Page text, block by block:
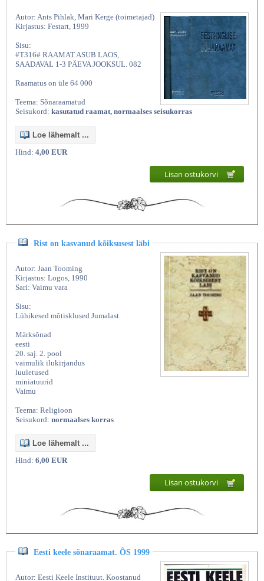
Autor: Ants Pihlak, Mari Kerge (toimetajad)
Kirjastus: Festart, 1999
Sisu:
#T316# RAAMAT ASUB LAOS,
SAADAVAL 1-3 PÄEVA JOOKSUL. 082
Raamatus on üle 64 000
Teema: Sõnaraamatud
Seisukord: kasutatud raamat, normaalses seisukorras
Loe lähemalt ...
Hind: 4,00 EUR
Lisan ostukorvi
Rist on kasvanud kõiksusest läbi
Autor: Jaan Tooming
Kirjastus: Logos, 1990
Sari: Vaimu vara
Sisu:
Lühikesed mõtisklused Jumalast.
Märksõnad
eesti
20. saj. 2. pool
vaimulik ilukirjandus
luuletused
miniatuurid
Vaimu
Teema: Religioon
Seisukord: normaalses korras
Loe lähemalt ...
Hind: 6,00 EUR
Lisan ostukorvi
Eesti keele sõnaraamat. ÕS 1999
Autor: Eesti Keele Instituut. Koostanud